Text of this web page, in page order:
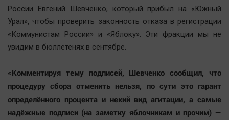
России Евгений Шевченко, который прибыл на «Южный
Урал», чтобы проверить законность отказа в регистрации
«Коммунистам России» и «Яблоку». Эти фракции мы не
увидим в бюллетенях в сентябре.
«Комментируя тему подписей, Шевченко сообщил, что
процедуру сбора отменить нельзя, по сути это гарант
определённого процента и некий вид агитации, а самые
надёжные подписи (на заметку яблочникам и прочим) —